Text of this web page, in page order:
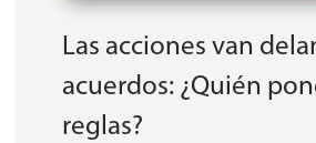
Las acciones van
acuerdos: ¿Quién
reglas?